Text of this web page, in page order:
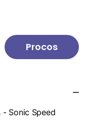
Procos
Sonic Speed